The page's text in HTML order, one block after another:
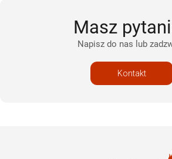
Masz
Napisz do nas lub
Kontakt